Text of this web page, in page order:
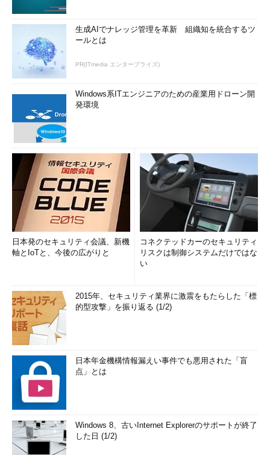
生成AIでナレッジ管理を革新 組織知を統合するツ
ールとは
PR(ITmedia エンタープライズ)
Windows系ITエンジニアのための産業用ドローン開
発環境
日本発のセキュリティ会議、新機
軸とIoTと、今後の広がりと
コネクテッドカーのセキュリティ
リスクは制御システムだけではな
い
2015年、セキュリティ業界に激震をもたらした「標
的型攻撃」を振り返る (1/2)
日本年金機構情報漏えい事件でも悪用された「盲
点」とは
Windows 8、古いInternet Explorerのサポートが終了
した日 (1/2)